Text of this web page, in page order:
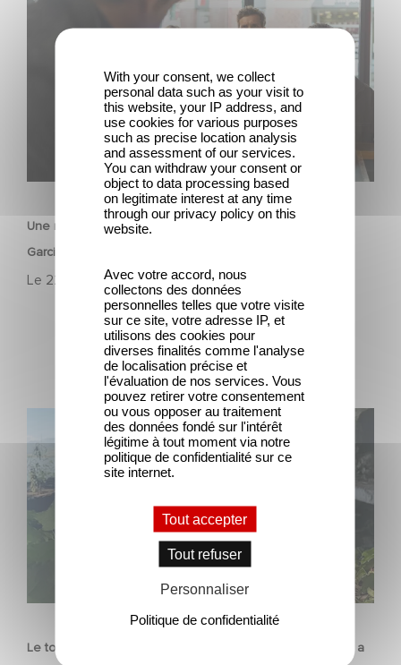
FILM
Une nouvelle comédie avec Baptiste Lecaplain et José
Garcia en 2027 !
Le 22 juillet 2026
Garcia en 2027 !
Le tournage de la mini-série Le Roman de Marceau Miller a
Le tournage de la mini-série Le Roman de Marceau Miller
a débuté
With your consent, we collect
personal data such as your visit to
this website, your IP address, and
use cookies for various purposes
such as precise location analysis
and assessment of our services.
You can withdraw your consent or
object to data processing based
on legitimate interest at any time
through our privacy policy on this
website.
Avec votre accord, nous
collectons des données
personnelles telles que votre visite
sur ce site, votre adresse IP, et
utilisons des cookies pour
diverses finalités comme l'analyse
de localisation précise et
l'évaluation de nos services. Vous
pouvez retirer votre consentement
ou vous opposer au traitement
des données fondé sur l'intérêt
légitime à tout moment via notre
politique de confidentialité sur ce
site internet.
Tout accepter
Tout refuser
Personnaliser
Politique de confidentialité